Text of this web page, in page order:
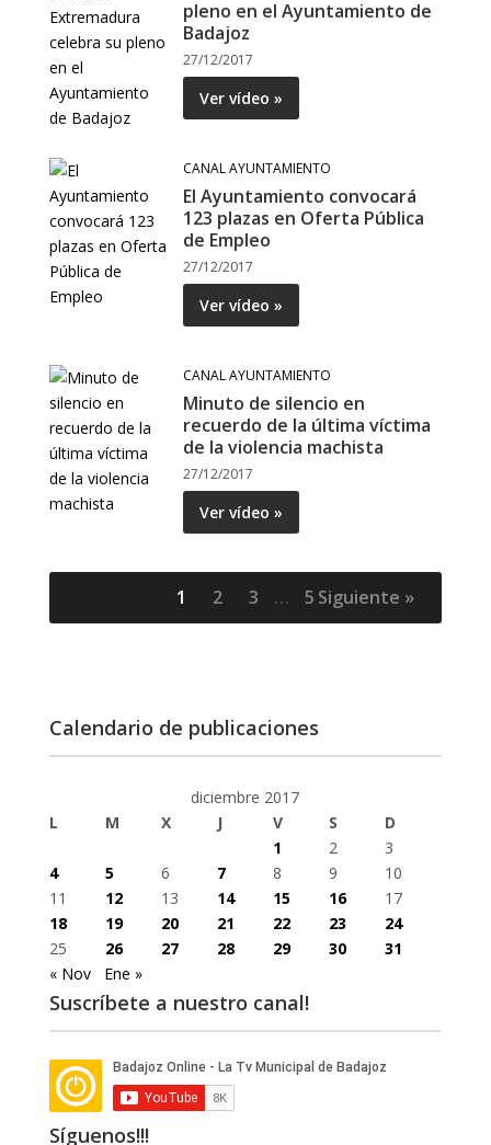
pleno en el Ayuntamiento de
Badajoz
27/12/2017
Ver vídeo »
CANAL AYUNTAMIENTO
El Ayuntamiento convocará
123 plazas en Oferta Pública
de Empleo
27/12/2017
Ver vídeo »
CANAL AYUNTAMIENTO
Minuto de silencio en
recuerdo de la última víctima
de la violencia machista
27/12/2017
Ver vídeo »
1 2 3 … 5 Siguiente »
Calendario de publicaciones
diciembre 2017
L
M X J V S
D
1
2
3
4
5 6 7 8 9
10
11
12 13 14 15 16
17
18
19 20 21 22 23
24
25
26 27 28 29 30
31
« Nov
Ene »
Suscríbete a nuestro canal!
Síguenos!!!